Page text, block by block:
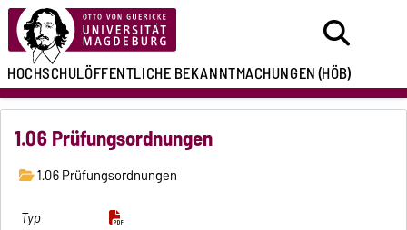
HOCHSCHULÖFFENTLICHEBEKANNTMACHUNGEN(HÖB)
1.06 Prüfungsordnungen
1.06 Prüfungsordnungen